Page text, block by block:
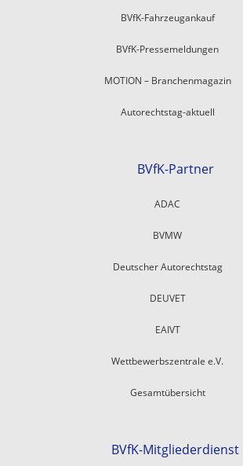
BVfK-Fahrzeugankauf
BVfK-Pressemeldungen
MOTION – Branchenmagazin
Autorechtstag-aktuell
BVfK-Partner
ADAC
BVMW
Deutscher Autorechtstag
DEUVET
EAIVT
Wettbewerbszentrale e.V.
Gesamtübersicht
BVfK-Mitgliederdienst